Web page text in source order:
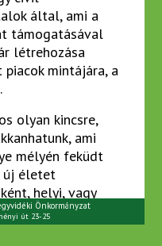
által, ami a
támogatásával
létrehozása
mintájára, a
olyan kincsre,
ami
mélyén feküdt
új életet
helyi, vagy
sok más
Önkormányzat
út 23-25